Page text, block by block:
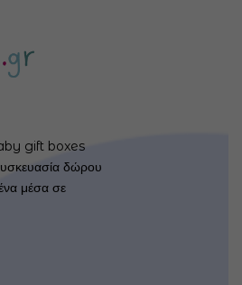
gift boxes
δώρου
μέσα σε